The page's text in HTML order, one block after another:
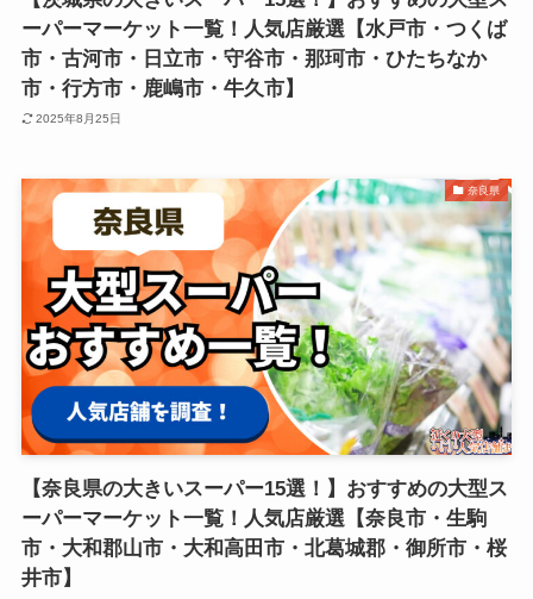
ーパーマーケット一覧！人気店厳選【水戸市・つくば
市・古河市・日立市・守谷市・那珂市・ひたちなか
市・行方市・鹿嶋市・牛久市】
2025年8月25日
奈良県
【奈良県の大きいスーパー15選！】おすすめの大型ス
ーパーマーケット一覧！人気店厳選【奈良市・生駒
市・大和郡山市・大和高田市・北葛城郡・御所市・桜
井市】